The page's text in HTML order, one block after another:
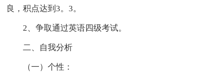
良，积点达到3。3。
2、争取通过英语四级考试。
二、自我分析
（一）个性：